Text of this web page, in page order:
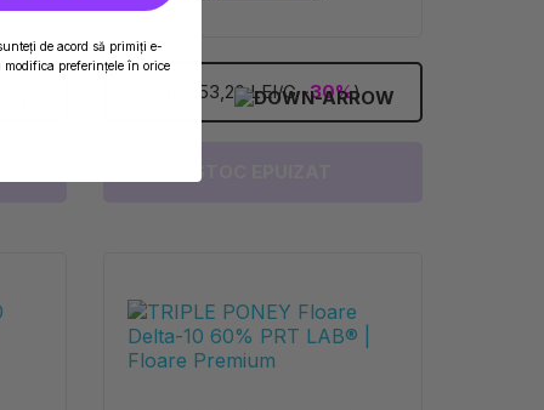
(53,20 LEI/G-30%)
de acord să primiți e-
preferințele în orice